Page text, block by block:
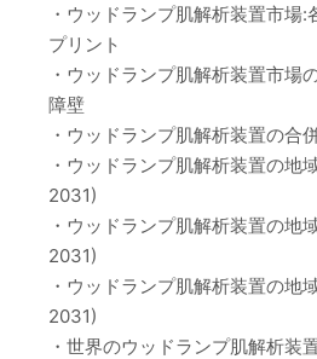
・ウッドランプ肌解析装置市場:
プリント
・ウッドランプ肌解析装置市場
障壁
・ウッドランプ肌解析装置の合
・ウッドランプ肌解析装置の地
2031)
・ウッドランプ肌解析装置の地
2031)
・ウッドランプ肌解析装置の地
2031)
・世界のウッドランプ肌解析装